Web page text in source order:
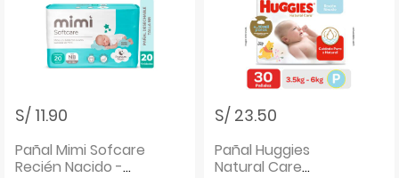
S/ 11.90
Pañal Mimi Sofcare
Recién Nacido -
S/ 23.50
Pañal Huggies
Natural Care